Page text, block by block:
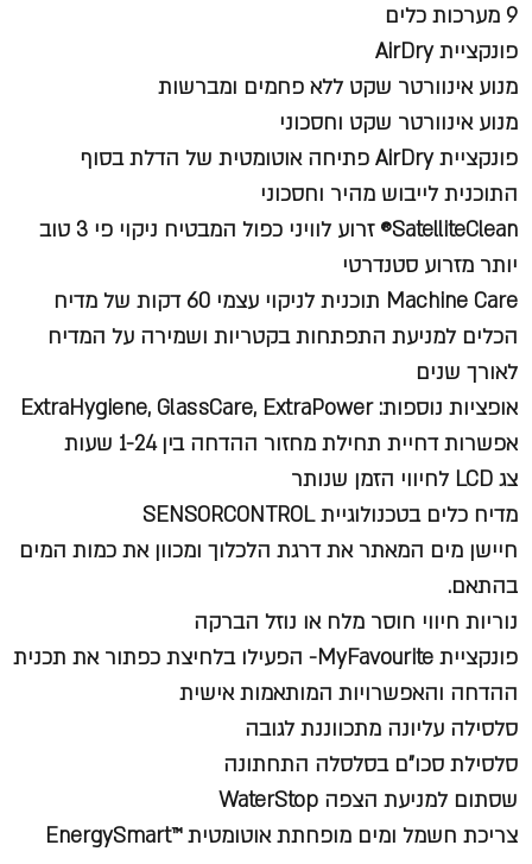
9 מערכות כלים
פונקציית AirDry
מנוע אינוורטר שקט ללא פחמים ומברשות
מנוע אינוורטר שקט וחסכוני
פונקציית AirDry פתיחה אוטומטית של הדלת בסוף
התוכנית לייבוש מהיר וחסכוני
SatelliteClean® זרוע לוויני כפול המבטיח ניקוי פי 3 טוב
יותר מזרוע סטנדרטי
Machine Care תוכנית לניקוי עצמי 60 דקות של מדיח
הכלים למניעת התפתחות בקטריות ושמירה על המדיח
לאורך שנים
אופציות נוספות: ExtraHygiene, GlassCare, ExtraPower
אפשרות דחיית תחילת מחזור ההדחה בין 1-24 שעות
צג LCD לחיווי הזמן שנותר
מדיח כלים בטכנולוגיית SENSORCONTROL
חיישן מים המאתר את דרגת הלכלוך ומכוון את כמות המים
בהתאם.
נוריות חיווי חוסר מלח או נוזל הברקה
פונקציית MyFavourite- הפעילו בלחיצת כפתור את תכנית
ההדחה והאפשרויות המותאמות אישית
סלסילה עליונה מתכווננת לגובה
סלסילת סכו"ם בסלסלה התחתונה
שסתום למניעת הצפה WaterStop
צריכת חשמל ומים מופחתת אוטומטית ™EnergySmart